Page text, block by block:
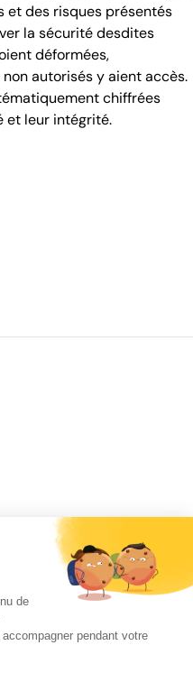
et des risques présentés
la sécurité desdites
déformées,
autorisés y aient accès.
chiffrées
et leur intégrité.